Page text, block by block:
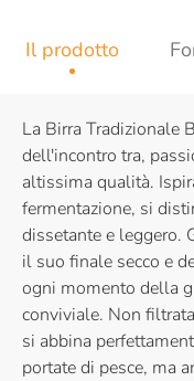
Il prodotto
La Birra Tradizionale
dell'incontro tra,
altissima qualità.
fermentazione, si
dissetante e leggero.
il suo finale secco e
ogni momento della
conviviale. Non
si abbina
portate di pesce, ma